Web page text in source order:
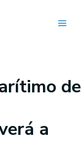
de
a